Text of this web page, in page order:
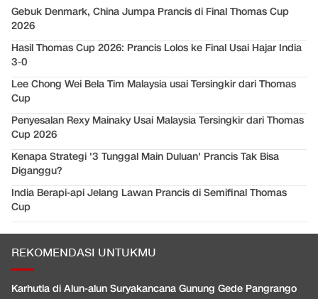
Gebuk Denmark, China Jumpa Prancis di Final Thomas Cup
2026
Hasil Thomas Cup 2026: Prancis Lolos ke Final Usai Hajar India
3-0
Lee Chong Wei Bela Tim Malaysia usai Tersingkir dari Thomas
Cup
Penyesalan Rexy Mainaky Usai Malaysia Tersingkir dari Thomas
Cup 2026
Kenapa Strategi '3 Tunggal Main Duluan' Prancis Tak Bisa
Diganggu?
India Berapi-api Jelang Lawan Prancis di Semifinal Thomas
Cup
REKOMENDASI UNTUKMU
Karhutla di Alun-alun Suryakancana Gunung Gede Pangrango